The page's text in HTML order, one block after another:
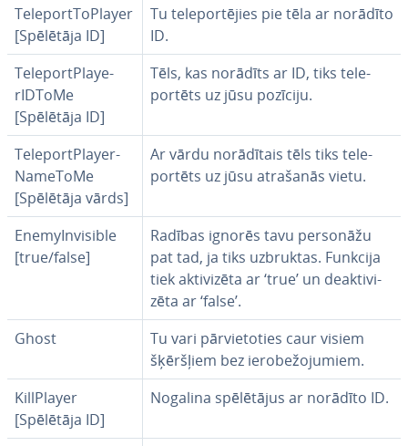
Te­le­portToP­layer
[Spēlētāja ID]
Tu te­le­por­tē­jies pie tēla ar norādīto
ID.
Te­le­portPlaye­
rIDTo­Me
[Spēlētāja ID]
Tēls, kas norādīts ar ID, tiks te­le­
por­tēts uz jūsu pozīciju.
Te­le­portPlayer­
Na­me­To­Me
[Spēlētāja vārds]
Ar vārdu no­rā­dī­tais tēls tiks te­le­
por­tēts uz jūsu atrašanās vietu.
EnemyInvi­sible
[true/false]
Radības ignorēs tavu personāžu
pat tad, ja tiks uzbruktas. Funkcija
tiek ak­ti­vi­zē­ta ar ‘true’ un deak­ti­vi­
zē­ta ar ‘false’.
Ghost
Tu vari pār­vie­to­ties caur visiem
šķēršļiem bez ie­ro­be­žo­ju­miem.
KillPlayer
[Spēlētāja ID]
Nogalina spē­lē­tā­jus ar norādīto ID.